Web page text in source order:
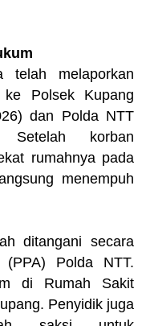
telah melaporkan
ke Polsek Kupang
dan Polda NTT
Setelah korban
rumahnya pada
menempuh
ditangani secara
Polda NTT.
di Rumah Sakit
Penyidik juga